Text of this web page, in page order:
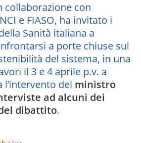
collaborazione con
e FIASO, ha invitato i
Sanità italiana a
a porte chiuse sul
del sistema, in una
il 3 e 4 aprile p.v. a
l’intervento del ministro
ad alcuni dei
dibattito.